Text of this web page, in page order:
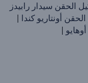
الحقن سيدار رابيدز
أونتاريو كندا |
|